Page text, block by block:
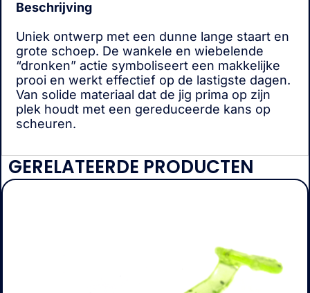
Beschrijving
Uniek ontwerp met een dunne lange staart en
grote schoep. De wankele en wiebelende
“dronken” actie symboliseert een makkelijke
prooi en werkt effectief op de lastigste dagen.
Van solide materiaal dat de jig prima op zijn
plek houdt met een gereduceerde kans op
scheuren.
GERELATEERDE PRODUCTEN